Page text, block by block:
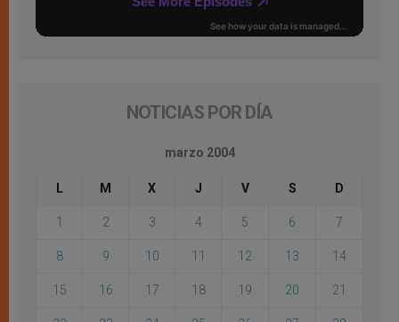
NOTICIAS POR DÍA
marzo 2004
L M X J V S D
1 2 3 4 5 6 7
8 9 10 11 12 13 14
15 16 17 18 19 20 21